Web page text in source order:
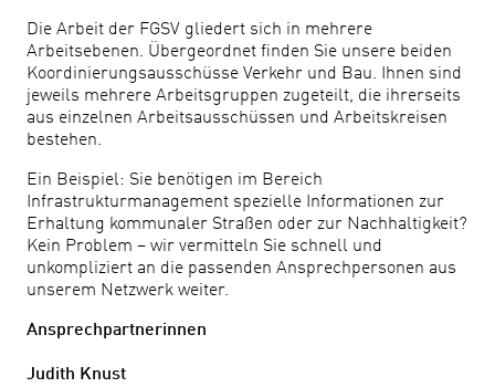
Die Arbeit der FGSV gliedert sich in mehrere
Arbeitsebenen. Übergeordnet finden Sie unsere beiden
Koordinierungsausschüsse Verkehr und Bau. Ihnen sind
jeweils mehrere Arbeitsgruppen zugeteilt, die ihrerseits
aus einzelnen Arbeitsausschüssen und Arbeitskreisen
bestehen.
Ein Beispiel: Sie benötigen im Bereich
Infrastrukturmanagement spezielle Informationen zur
Erhaltung kommunaler Straßen oder zur Nachhaltigkeit?
Kein Problem – wir vermitteln Sie schnell und
unkompliziert an die passenden Ansprechpersonen aus
unserem Netzwerk weiter.
Ansprechpartnerinnen
Judith Knust